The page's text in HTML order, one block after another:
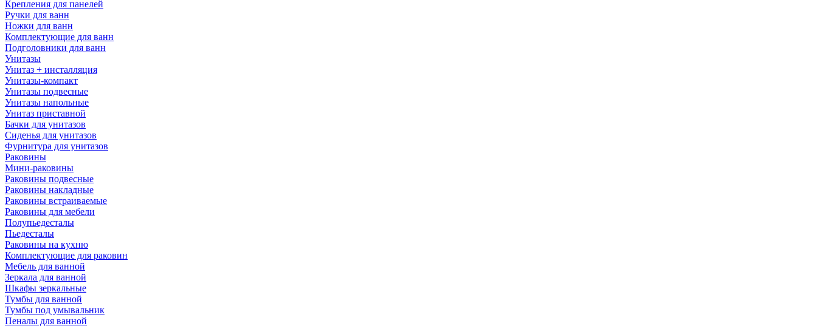
Крепления для панелей
Ручки для ванн
Ножки для ванн
Комплектующие для ванн
Подголовники для ванн
Унитазы
Унитаз + инсталляция
Унитазы-компакт
Унитазы подвесные
Унитазы напольные
Унитаз приставной
Бачки для унитазов
Сиденья для унитазов
Фурнитура для унитазов
Раковины
Мини-раковины
Раковины подвесные
Раковины накладные
Раковины встраиваемые
Раковины для мебели
Полупьедесталы
Пьедесталы
Раковины на кухню
Комплектующие для раковин
Мебель для ванной
Зеркала для ванной
Шкафы зеркальные
Тумбы для ванной
Тумбы под умывальник
Пеналы для ванной